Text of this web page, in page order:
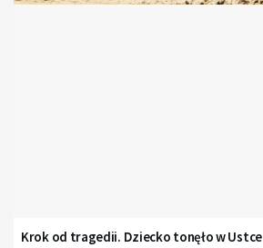
Krok od tragedii. Dziecko tonęło w Ustce